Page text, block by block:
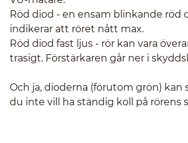
Röd diod - en ensam blinkande röd
indikerar att röret nått max.
Röd diod fast ljus - rör kan vara
trasigt. Förstärkaren går ner i
Och ja, dioderna (förutom grön) kan
du inte vill ha ständig koll på rörens